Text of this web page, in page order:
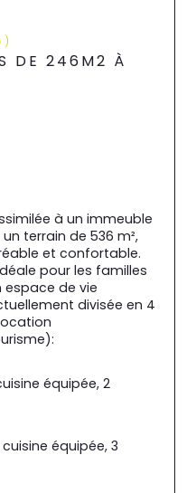
DE 246M2 À
à un immeuble
terrain de 536 m²,
et confortable.
pour les familles
espace de vie
divisée en 4
équipée, 2
équipée, 3